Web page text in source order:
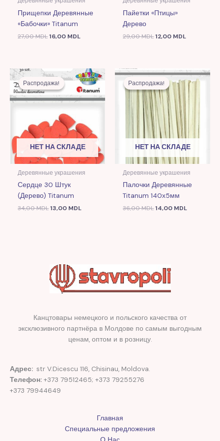
Прищепки Деревянные
«Бабочки» Titanum
27,00MDL16,00 MDL
Пайетки «Птицы»
Дерево
29,00MDL12,00 MDL
Распродажа!
НЕТ НА СКЛАДЕ
Распродажа!
Деревянные украшения
Сердце 30 Штук
(дерево) Titanum
34,00MDL
Первоначальная
цена
составляла
34,00 MDL.
13,00 MDL
Текущая
цена:
13,00 MDL.
Распродажа!
НЕТ НА СКЛАДЕ
Распродажа!
Деревянные украшения
Палочки Деревянные
Titanum 140х5мм
36,00MDL
Первоначальная
цена
составляла
36,00 MDL.
14,00 MDL
Текущая
цена:
14,00 MDL.
Канцтовары немецкого и польского качества от
эксклюзивного партнёра в Молдове по самым выгодным
ценам, оптом и в розницу.
Адрес: str V.Dicescu 116, Chisinau, Moldova.
Телефон: +373 79512465; +373 79255276
+373 79944649
Главная
Специальные предложения